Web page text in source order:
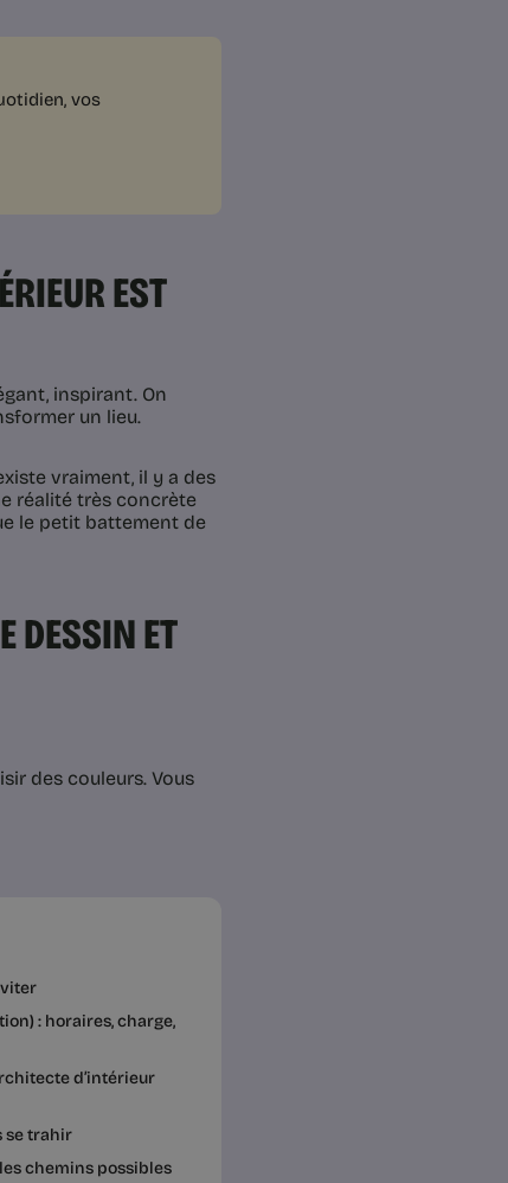
vos
EST
inspirant. On
un lieu.
vraiment, il y a des
réalité très concrète
le petit battement de
DESSIN ET
des couleurs. Vous
: horaires, charge,
d’intérieur
se trahir
chemins possibles